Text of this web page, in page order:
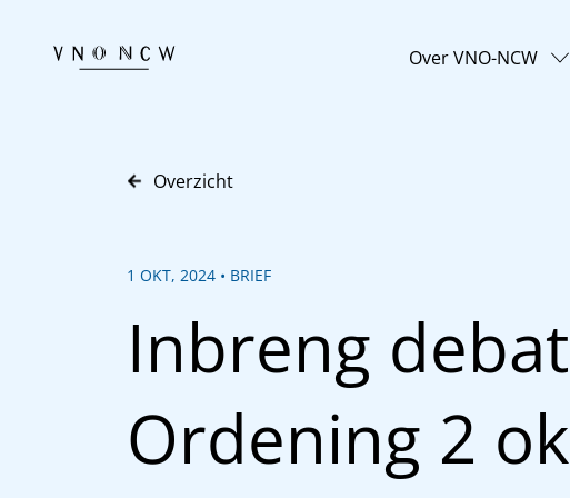
Over VNO-NCW
Overzicht
1 OKT, 2024 • BRIEF
Inbreng
Ordening 2